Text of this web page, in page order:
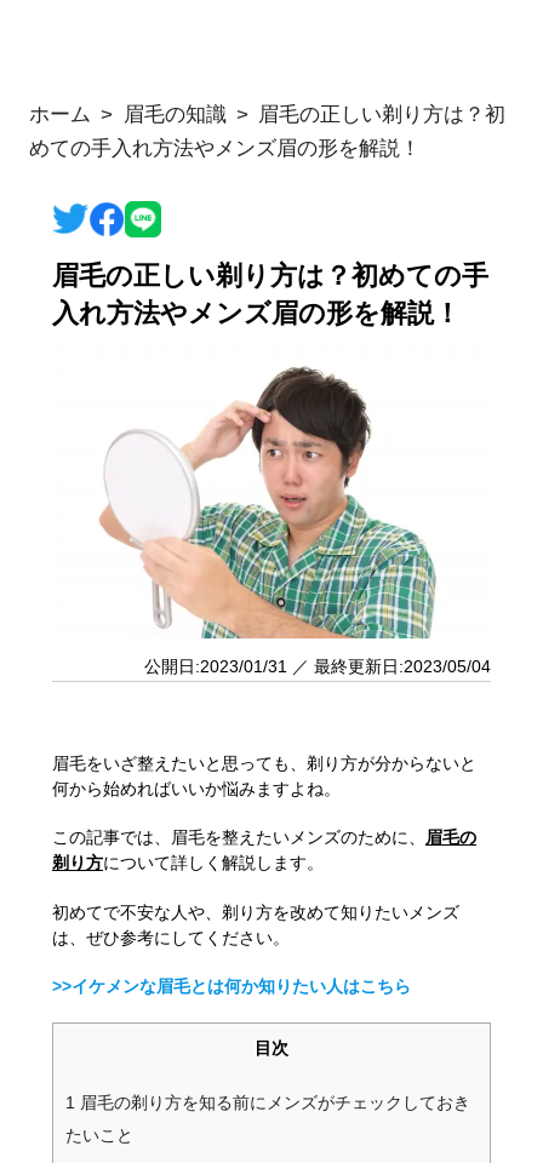
ホーム 眉毛の知識
眉毛の正しい剃り方は？初
めての手入れ方法やメンズ眉の形を解説！
眉毛の正しい剃り方は？初めての手
入れ方法やメンズ眉の形を解説！
公開日:2023/01/31 ／ 最終更新日:2023/05/04
眉毛をいざ整えたいと思っても、剃り方が分からないと
何から始めればいいか悩みますよね。
この記事では、眉毛を整えたいメンズのために、 眉毛の
剃り方について詳しく解説します。
初めてで不安な人や、剃り方を改めて知りたいメンズ
は、ぜひ参考にしてください。
>>イケメンな眉毛とは何か知りたい人はこちら
目次
1 眉毛の剃り方を知る前にメンズがチェックしておき
たいこと